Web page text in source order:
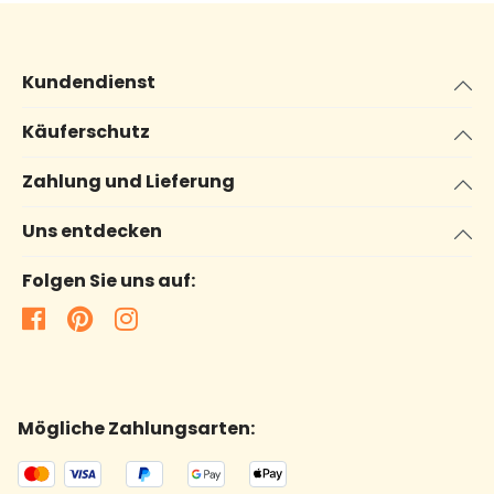
Kundendienst
Käuferschutz
Zahlung und Lieferung
Uns entdecken
Folgen Sie uns auf:
Mögliche Zahlungsarten: